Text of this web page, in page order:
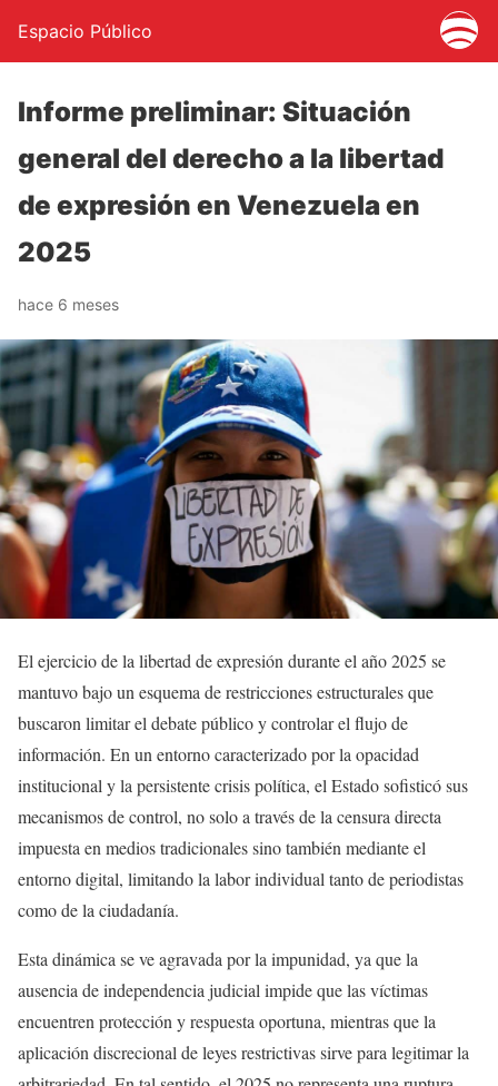
Espacio Público
Informe preliminar: Situación
general del derecho a la libertad
de expresión en Venezuela en
2025
hace 6 meses
El ejercicio de la libertad de expresión durante el año 2025 se
mantuvo bajo un esquema de restricciones estructurales que
buscaron limitar el debate público y controlar el flujo de
información. En un entorno caracterizado por la opacidad
institucional y la persistente crisis política, el Estado sofisticó sus
mecanismos de control, no solo a través de la censura directa
impuesta en medios tradicionales sino también mediante el
entorno digital, limitando la labor individual tanto de periodistas
como de la ciudadanía.
Esta dinámica se ve agravada por la impunidad, ya que la
ausencia de independencia judicial impide que las víctimas
encuentren protección y respuesta oportuna, mientras que la
aplicación discrecional de leyes restrictivas sirve para legitimar la